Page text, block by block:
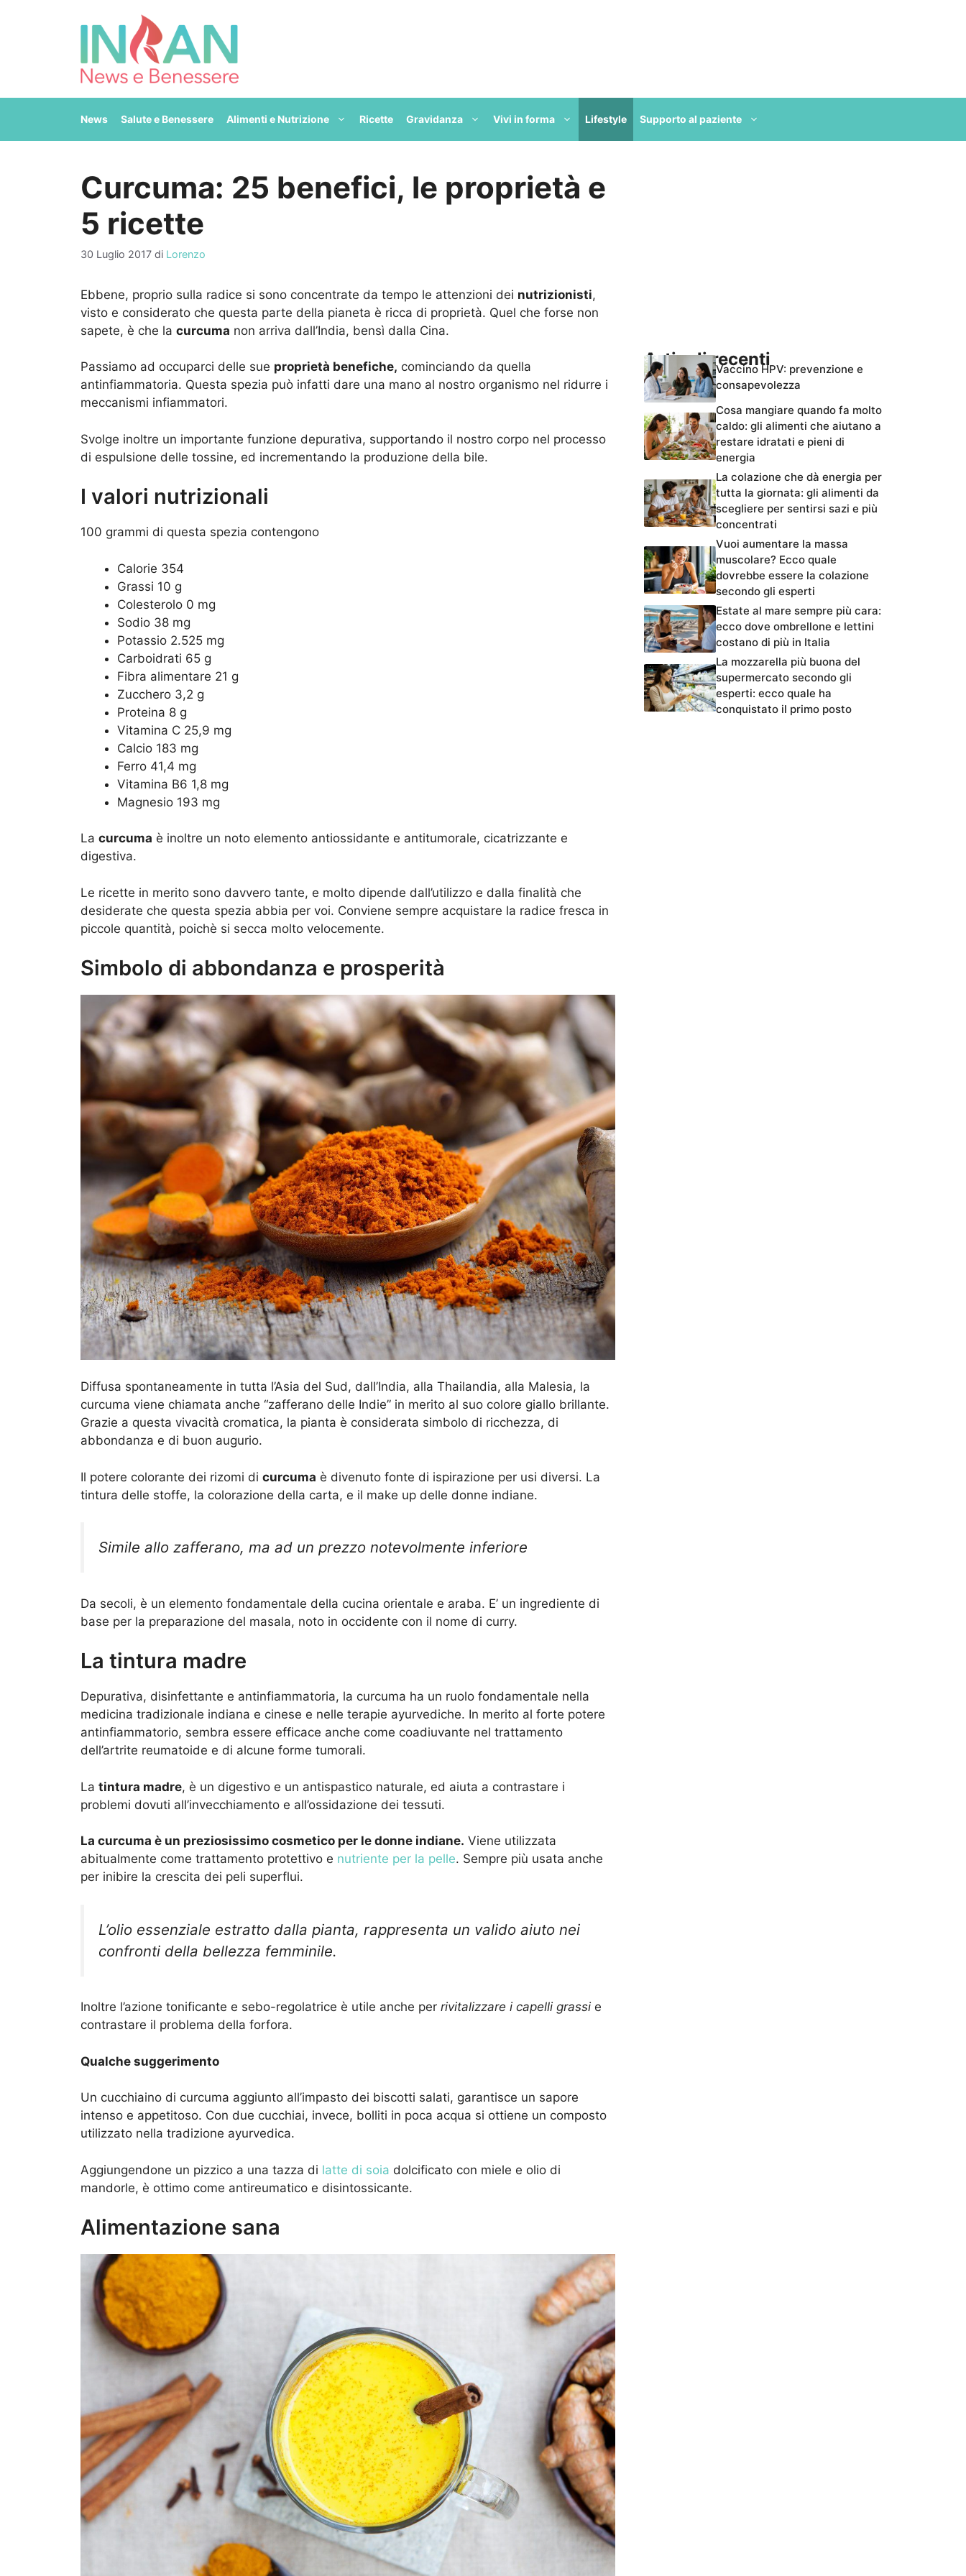
News Salute e Benessere Alimenti e Nutrizione Ricette Gravidanza Vivi in forma Lifestyle Supporto al paziente
Curcuma: 25 benefici, le proprietà e
5 ricette
30 Luglio 2017 di Lorenzo
Ebbene, proprio sulla radice si sono concentrate da tempo le attenzioni dei nutrizionisti,
visto e considerato che questa parte della pianeta è ricca di proprietà. Quel che forse non
sapete, è che la curcuma non arriva dall’India, bensì dalla Cina.
Passiamo ad occuparci delle sue proprietà benefiche, cominciando da quella
antinfiammatoria. Questa spezia può infatti dare una mano al nostro organismo nel ridurre i
meccanismi infiammatori.
Svolge inoltre un importante funzione depurativa, supportando il nostro corpo nel processo
di espulsione delle tossine, ed incrementando la produzione della bile.
I valori nutrizionali
100 grammi di questa spezia contengono
Calorie 354
Grassi 10 g
Colesterolo 0 mg
Sodio 38 mg
Potassio 2.525 mg
Carboidrati 65 g
Fibra alimentare 21 g
Zucchero 3,2 g
Proteina 8 g
Vitamina C 25,9 mg
Calcio 183 mg
Ferro 41,4 mg
Vitamina B6 1,8 mg
Magnesio 193 mg
La curcuma è inoltre un noto elemento antiossidante e antitumorale, cicatrizzante e
digestiva.
Le ricette in merito sono davvero tante, e molto dipende dall’utilizzo e dalla finalità che
desiderate che questa spezia abbia per voi. Conviene sempre acquistare la radice fresca in
piccole quantità, poichè si secca molto velocemente.
Simbolo di abbondanza e prosperità
Diffusa spontaneamente in tutta l’Asia del Sud, dall’India, alla Thailandia, alla Malesia, la
curcuma viene chiamata anche “zafferano delle Indie” in merito al suo colore giallo brillante.
Grazie a questa vivacità cromatica, la pianta è considerata simbolo di ricchezza, di
abbondanza e di buon augurio.
Il potere colorante dei rizomi di curcuma è divenuto fonte di ispirazione per usi diversi. La
tintura delle stoffe, la colorazione della carta, e il make up delle donne indiane.
Simile allo zafferano, ma ad un prezzo notevolmente inferiore
Da secoli, è un elemento fondamentale della cucina orientale e araba. E’ un ingrediente di
base per la preparazione del masala, noto in occidente con il nome di curry.
La tintura madre
Depurativa, disinfettante e antinfiammatoria, la curcuma ha un ruolo fondamentale nella
medicina tradizionale indiana e cinese e nelle terapie ayurvediche. In merito al forte potere
antinfiammatorio, sembra essere efficace anche come coadiuvante nel trattamento
dell’artrite reumatoide e di alcune forme tumorali.
La tintura madre, è un digestivo e un antispastico naturale, ed aiuta a contrastare i
problemi dovuti all’invecchiamento e all’ossidazione dei tessuti.
La curcuma è un preziosissimo cosmetico per le donne indiane. Viene utilizzata
abitualmente come trattamento protettivo e nutriente per la pelle. Sempre più usata anche
per inibire la crescita dei peli superflui.
L’olio essenziale estratto dalla pianta, rappresenta un valido aiuto nei
confronti della bellezza femminile.
Inoltre l’azione tonificante e sebo-regolatrice è utile anche per rivitalizzare i capelli grassi e
contrastare il problema della forfora.
Qualche suggerimento
Un cucchiaino di curcuma aggiunto all’impasto dei biscotti salati, garantisce un sapore
intenso e appetitoso. Con due cucchiai, invece, bolliti in poca acqua si ottiene un composto
utilizzato nella tradizione ayurvedica.
Aggiungendone un pizzico a una tazza di latte di soia dolcificato con miele e olio di
mandorle, è ottimo come antireumatico e disintossicante.
Alimentazione sana
Articoli recentiVaccino HPV: prevenzione e
consapevolezza
Cosa mangiare quando fa molto
caldo: gli alimenti che aiutano a
restare idratati e pieni di
energia
La colazione che dà energia per
tutta la giornata: gli alimenti da
scegliere per sentirsi sazi e più
concentrati
Vuoi aumentare la massa
muscolare? Ecco quale
dovrebbe essere la colazione
secondo gli esperti
Estate al mare sempre più cara:
ecco dove ombrellone e lettini
costano di più in Italia
La mozzarella più buona del
supermercato secondo gli
esperti: ecco quale ha
conquistato il primo posto